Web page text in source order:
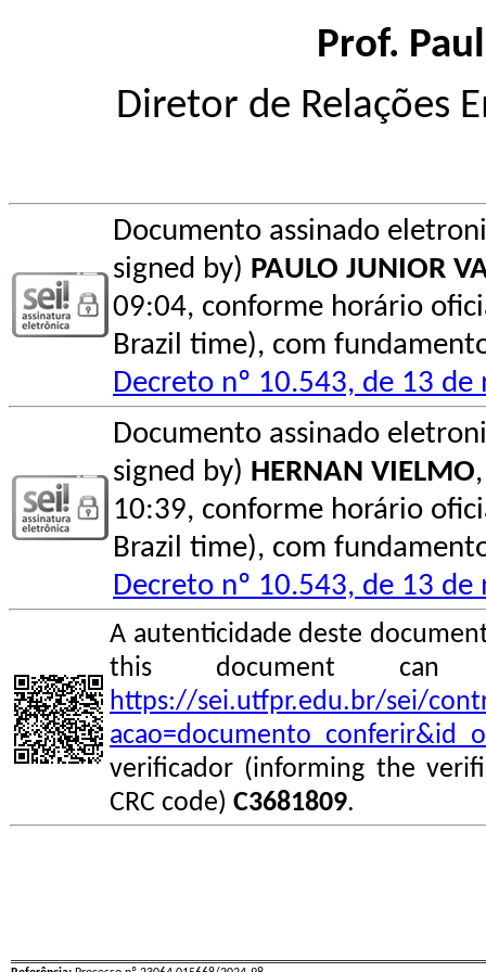
Prof.
Diretor de Relações
Documento assinado
signed by) PAULO JUNIOR
09:04, conforme horário
Brazil time), com
Decreto nº 10.543, de 13
Documento assinado
signed by) HERNAN VIELMO
10:39, conforme horário
Brazil time), com
Decreto nº 10.543, de 13
A autenticidade deste
this document
https://sei.utfpr.edu.br/sei/
verificador (informing the
CRC code) C3681809.